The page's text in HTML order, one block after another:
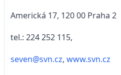
Americká 17, 120 00 Praha 2
tel.: 224 252 115,
seven@svn.cz, www.svn.cz